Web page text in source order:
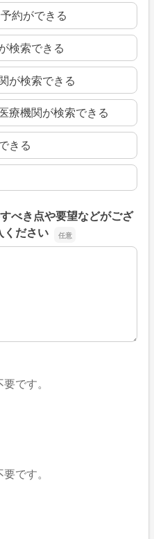
約ができる
検索できる
が検索できる
療機関が検索できる
きる
べき点や要望などがござ
ください
べき点や要望などがござい
です。
です。